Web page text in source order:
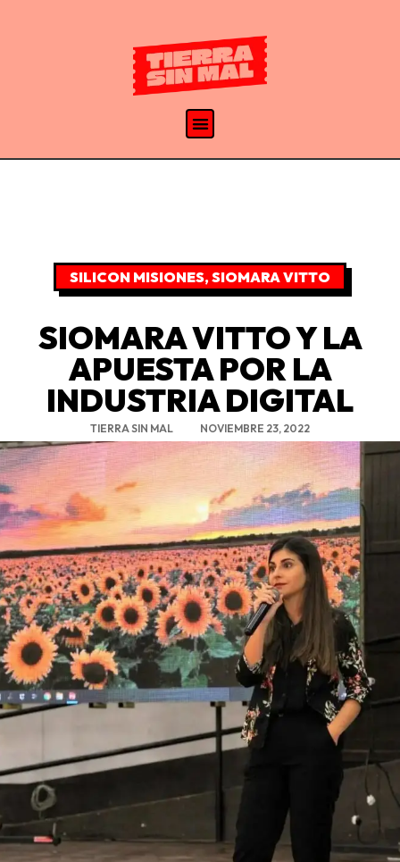
SILICON MISIONES,SIOMARA VITTO
SIOMARA VITTO Y LA
APUESTA POR LA
INDUSTRIA DIGITAL
TIERRA SIN MAL NOVIEMBRE 23, 2022